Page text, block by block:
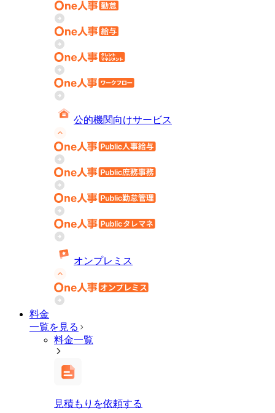
公的機関向けサービス
オンプレミス
料金
一覧を見る
料金一覧
見積もりを依頼する